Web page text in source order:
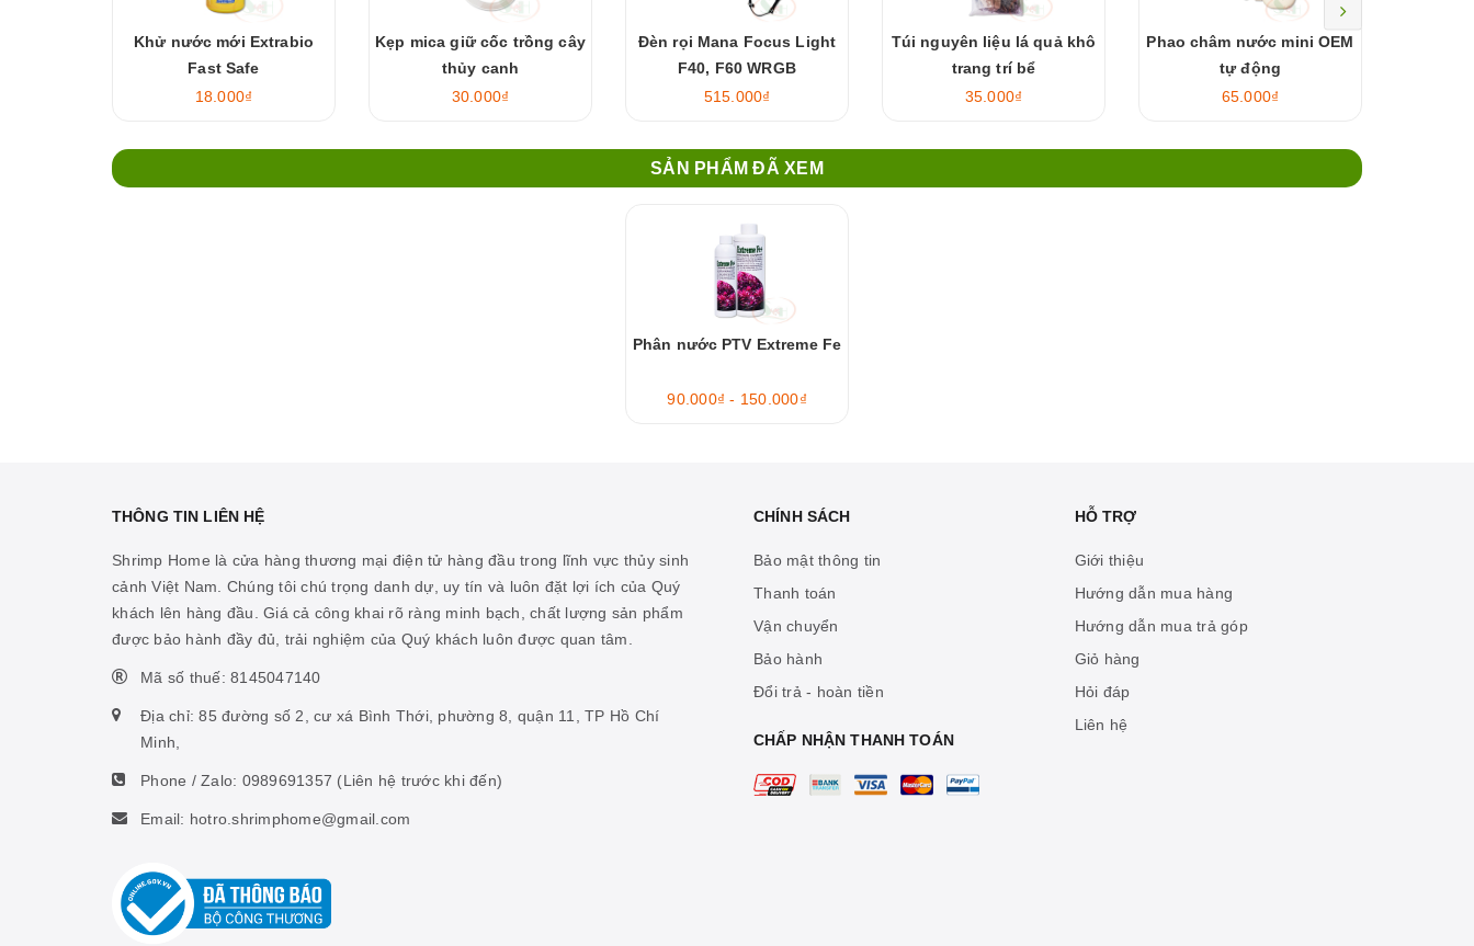
Khử nước mới Extrabio
Fast Safe
18.000₫
Kẹp mica giữ cốc trồng cây
thủy canh
30.000₫
Đèn rọi Mana Focus Light
F40, F60 WRGB
515.000₫
Túi nguyên liệu lá quả khô
trang trí bể
35.000₫
Phao châm nước mini OEM
tự động
65.000₫
SẢN PHẨM ĐÃ XEM
Phân nước PTV Extreme Fe
90.000₫ - 150.000₫
THÔNG TIN LIÊN HỆ
Shrimp Home là cửa hàng thương mại điện tử hàng đầu trong lĩnh vực thủy sinh
cảnh Việt Nam. Chúng tôi chú trọng danh dự, uy tín và luôn đặt lợi ích của Quý
khách lên hàng đầu. Giá cả công khai rõ ràng minh bạch, chất lượng sản phẩm
được bảo hành đầy đủ, trải nghiệm của Quý khách luôn được quan tâm.
Mã số thuế: 8145047140
Địa chỉ: 85 đường số 2, cư xá Bình Thới, phường 8, quận 11, TP Hồ Chí
Minh,
Phone / Zalo: 0989691357 (Liên hệ trước khi đến)
Email: hotro.shrimphome@gmail.com
CHÍNH SÁCH
Bảo mật thông tin
Thanh toán
Vận chuyển
Bảo hành
Đổi trả - hoàn tiền
CHẤP NHẬN THANH TOÁN
HỖ TRỢ
Giới thiệu
Hướng dẫn mua hàng
Hướng dẫn mua trả góp
Giỏ hàng
Hỏi đáp
Liên hệ